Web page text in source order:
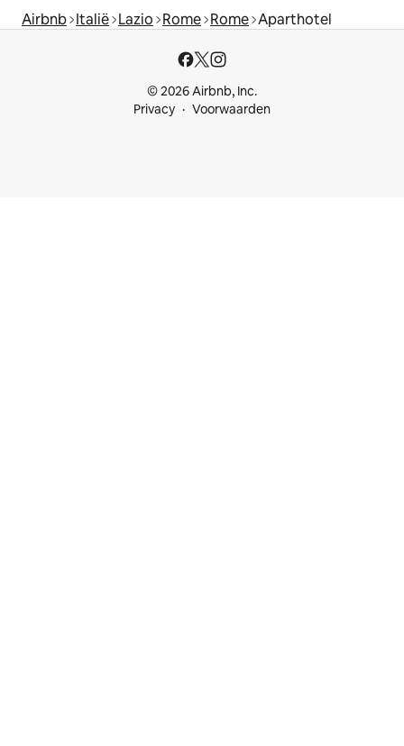
Airbnb Italië Lazio Rome Rome Aparthotel
© 2026 Airbnb, Inc.
Privacy
Voorwaarden